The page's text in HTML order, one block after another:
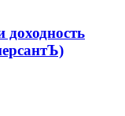
доходность